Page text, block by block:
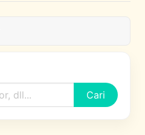
Cari